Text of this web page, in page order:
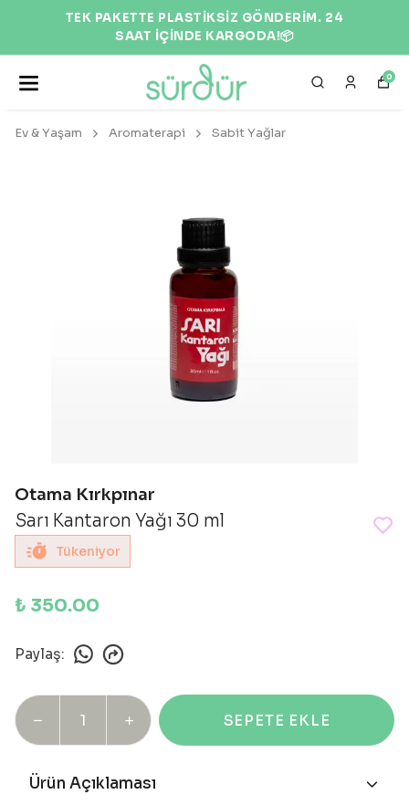
TEK PAKETTE PLASTİKSİZ GÖNDERİM. 24
SAAT İÇİNDE KARGODA!📦
0
Ev & Yaşam Aromaterapi Sabit Yağlar
Otama Kırkpınar
Sarı Kantaron Yağı 30 ml
Tükeniyor
₺ 350.00
Paylaş:
SEPETE EKLE
Ürün Açıklaması